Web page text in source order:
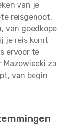
van je
reisgenoot.
van goedkope
je reis komt
ervoor te
Mazowiecki zo
van begin